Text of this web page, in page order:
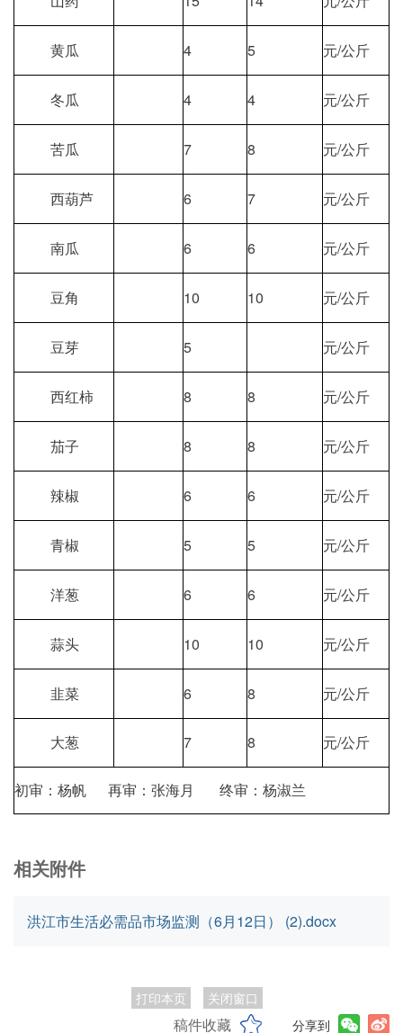
黄瓜 4 5 元/公斤
冬瓜 4 4 元/公斤
苦瓜 7 8 元/公斤
西葫芦 6 7 元/公斤
南瓜 6 6 元/公斤
豆角 10 10 元/公斤
豆芽 5 元/公斤
西红柿 8 8 元/公斤
茄子 8 8 元/公斤
辣椒 6 6 元/公斤
青椒 5 5 元/公斤
洋葱 6 6 元/公斤
蒜头 10 10 元/公斤
韭菜 6 8 元/公斤
大葱 7 8 元/公斤
初审：杨帆 再审：张海月 终审：杨淑兰
相关附件
洪江市生活必需品市场监测（6月12日） (2).docx
打印本页 关闭窗口
稿件收藏 分享到